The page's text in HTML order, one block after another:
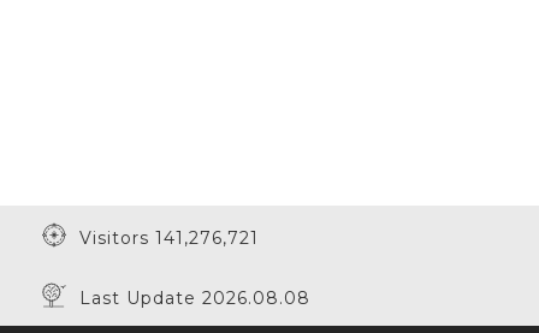
Visitors 141,276,721
Last Update 2026.08.08